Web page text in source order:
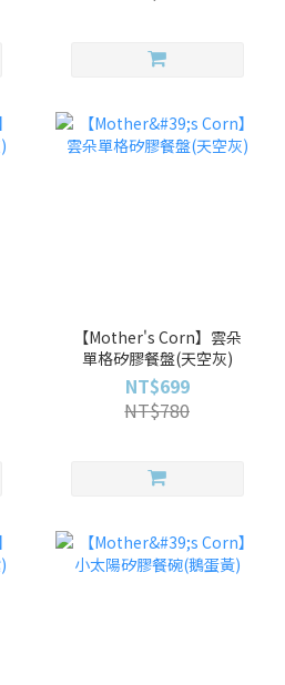
【Mother's Corn】雲朵
單格矽膠餐盤(天空灰)
NT$699
NT$780